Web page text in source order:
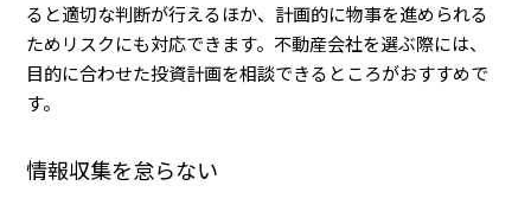
ると適切な判断が行えるほか、計画的に物事を進められる
ためリスクにも対応できます。不動産会社を選ぶ際には、
目的に合わせた投資計画を相談できるところがおすすめで
す。
情報収集を怠らない